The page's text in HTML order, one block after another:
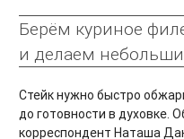
Берём куриное
и делаем
Стейк нужно быстро
до готовности в духовке.
корреспондент Наташа